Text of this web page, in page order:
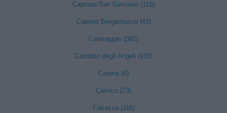
Capriate San Gervasio (116)
Caprino Bergamasco (43)
Caravaggio (382)
Carobbio degli Angeli (108)
Carona (6)
Carvico (73)
Casazza (116)